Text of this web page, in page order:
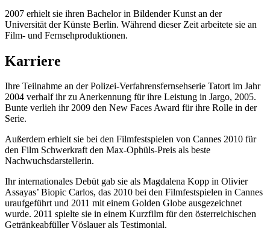
2007 erhielt sie ihren Bachelor in Bildender Kunst an der
Universität der Künste Berlin. Während dieser Zeit arbeitete sie an
Film- und Fernsehproduktionen.
Karriere
Ihre Teilnahme an der Polizei-Verfahrensfernsehserie Tatort im Jahr
2004 verhalf ihr zu Anerkennung für ihre Leistung in Jargo, 2005.
Bunte verlieh ihr 2009 den New Faces Award für ihre Rolle in der
Serie.
Außerdem erhielt sie bei den Filmfestspielen von Cannes 2010 für
den Film Schwerkraft den Max-Ophüls-Preis als beste
Nachwuchsdarstellerin.
Ihr internationales Debüt gab sie als Magdalena Kopp in Olivier
Assayas’ Biopic Carlos, das 2010 bei den Filmfestspielen in Cannes
uraufgeführt und 2011 mit einem Golden Globe ausgezeichnet
wurde. 2011 spielte sie in einem Kurzfilm für den österreichischen
Getränkeabfüller Vöslauer als Testimonial.